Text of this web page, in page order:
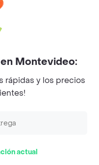
reserved.
Montevideo:
rápidas y los precios
actual